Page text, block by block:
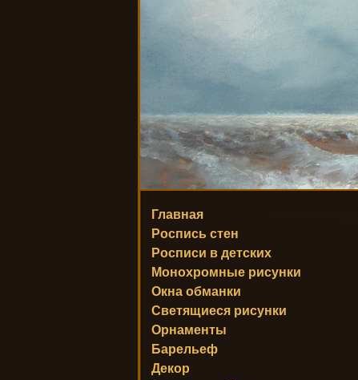
Главная
Роспись стен
Росписи в детских
Монохромные рисунки
Окна обманки
Светящиеся рисунки
Орнаменты
Барельеф
Декор